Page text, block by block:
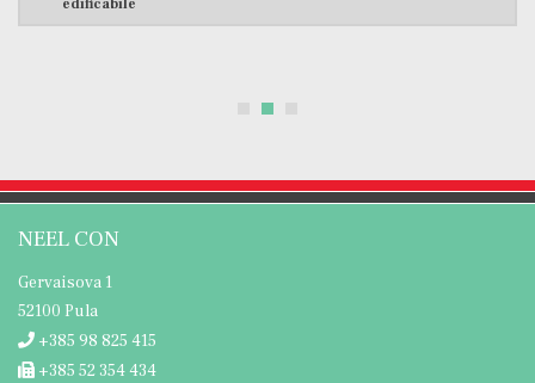
NEEL CON
Gervaisova 1
52100 Pula
+385 98 825 415
+385 52 354 434